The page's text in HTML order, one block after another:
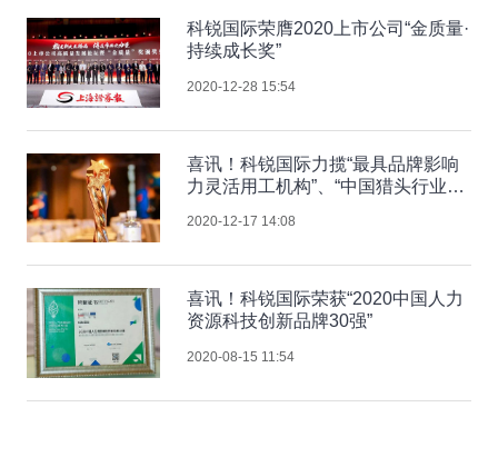
科锐国际荣膺2020上市公司“金质量·
持续成长奖”
2020-12-28 15:54
喜讯！科锐国际力揽“最具品牌影响
力灵活用工机构”、“中国猎头行业排
2020-12-17 14:08
喜讯！科锐国际荣获“2020中国人力
资源科技创新品牌30强”
2020-08-15 11:54